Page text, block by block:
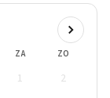
ZA ZO
1
2